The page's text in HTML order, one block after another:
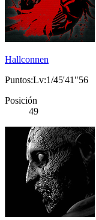
Hallconnen
Puntos:Lv:1/45'41"56
Posición
49